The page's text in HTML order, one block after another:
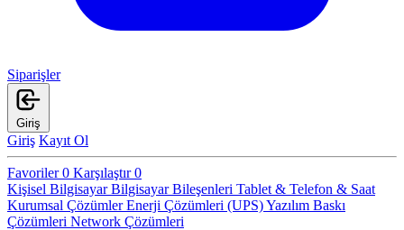
Siparişler
Giriş
Giriş Kayıt Ol
Favoriler0 Karşılaştır0
Kişisel BilgisayarBilgisayar Bileşenleri Tablet & Telefon & Saat
Kurumsal ÇözümlerEnerji Çözümleri (UPS)Yazılım Baskı
Çözümleri Network Çözümleri